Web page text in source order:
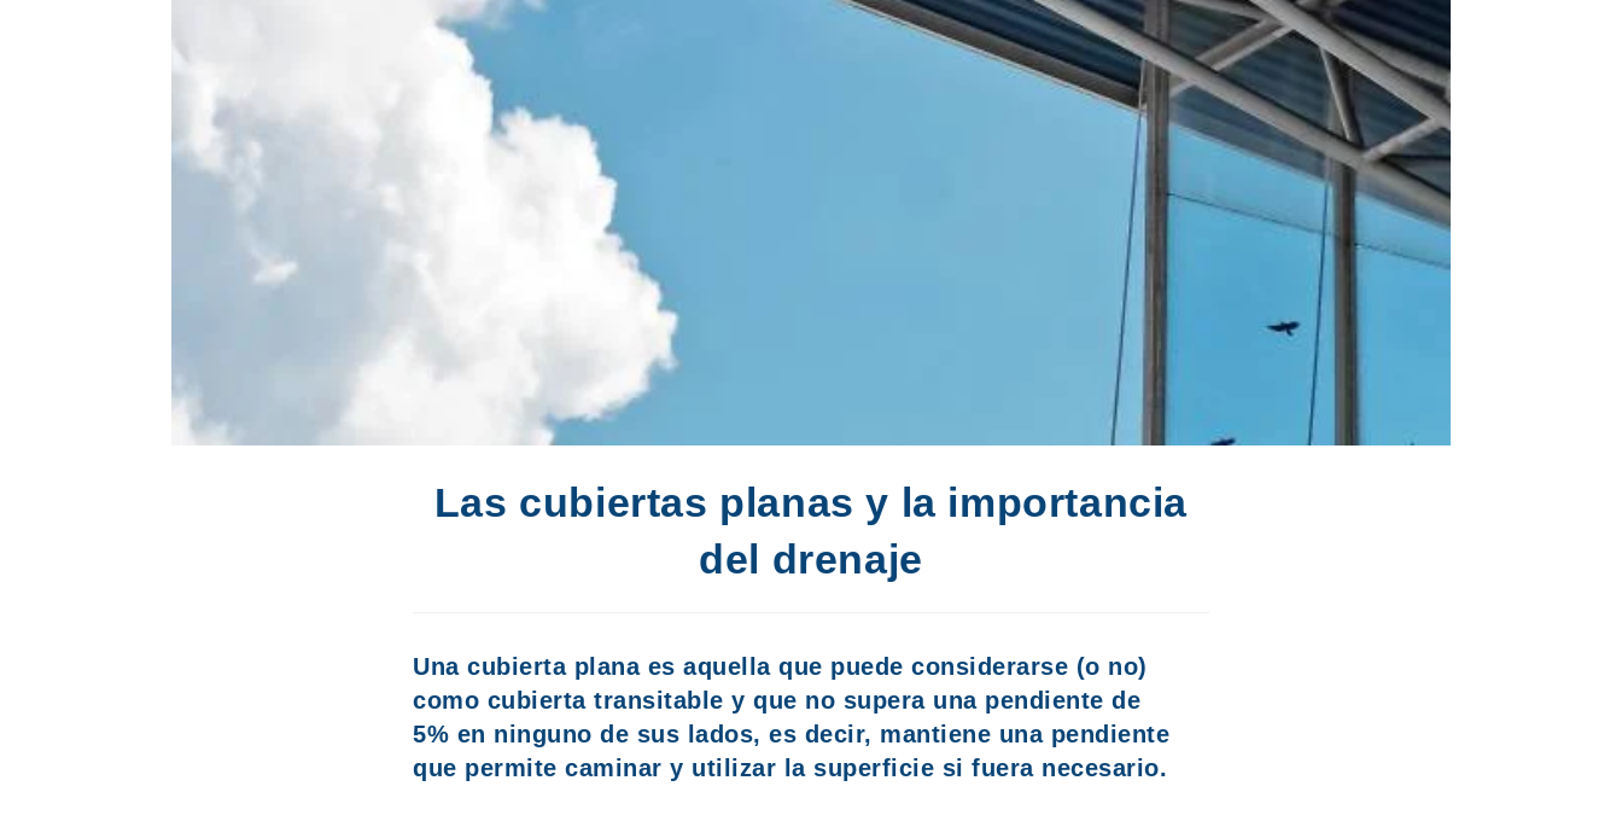
Las cubiertas planas y la importancia
del drenaje
Una cubierta planaes aquella que puede considerarse (o no)
como cubierta transitable y que no supera una pendiente de
5% en ninguno de sus lados, es decir, mantiene una pendiente
que permite caminar y utilizar la superficie si fuera necesario.